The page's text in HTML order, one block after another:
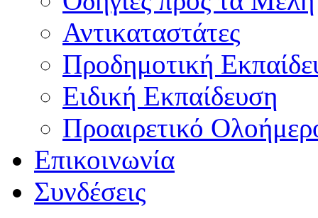
Αντικαταστάτες
Προδημοτική
Ειδική Εκπαίδευση
Προαιρετικό
Επικοινωνία
Συνδέσεις